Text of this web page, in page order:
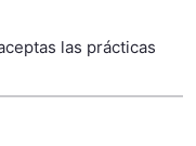
las prácticas